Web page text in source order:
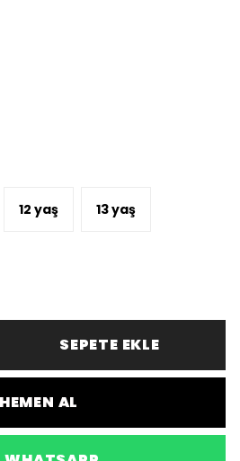
12 yaş 13 yaş
SEPETE EKLE
HEMEN AL